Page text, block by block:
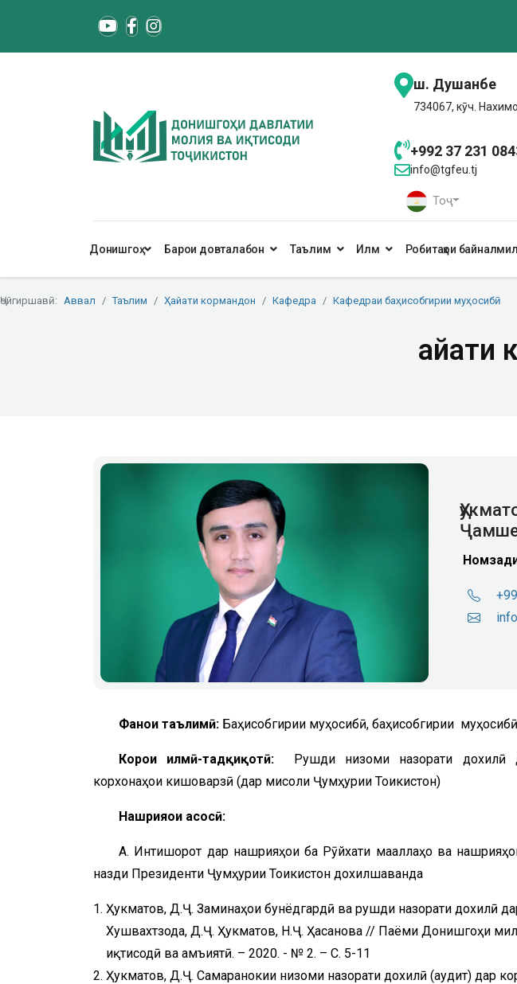
ш. Душанбе
734067, кӯч.
+992 37 231
info@tgfeu.tj
Тоҷ
Донишгоҳ Барои довталабон Таълим Илм Робитаҳои
Ҷойгиршавӣ: Аввал Таълим Ҳайати кормандон Кафедра Кафедраи баҳисобгирии муҳосибӣ
Ҳайати
Фанҳои таълимӣ: Баҳисобгирии муҳосибӣ, баҳисобгирии
Корҳои илмӣ-тадқиқотӣ:
Рушди низоми назорати дохилӣ
корхонаҳои кишоварзӣ (дар мисоли Ҷумҳурии Тоҷикистон)
Нашрияҳои асосӣ:
А. Интишорот дар нашрияҳои ба Рӯйхати маҷаллаҳо ва
назди Президенти Ҷумҳурии Тоҷикистон дохилшаванда
Ҳукматов, Д.Ҷ. Заминаҳои бунёдгардӣ ва рушди назорати дохилӣ
Хушвахтзода, Д.Ҷ. Ҳукматов, Н.Ҷ. Ҳасанова // Паёми Донишгоҳи
иқтисодӣ ва ҷамъиятӣ. – 2020. - № 2. – С. 5-11
Ҳукматов, Д.Ҷ. Самаранокии низоми назорати дохилӣ (аудит) дар